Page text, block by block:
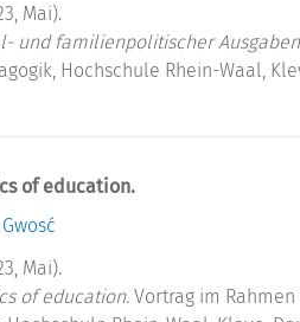
Mai).
und familienpolitischer Ausgaben.
Hochschule Rhein-Waal,
of education.
Mai).
of education. Vortrag im